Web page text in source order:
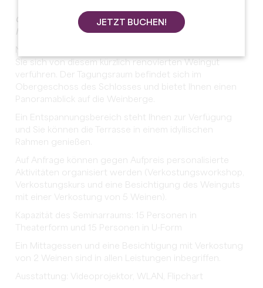
Organisieren Sie ein Seminar, das Geschichte und
Moderne verbindet!
Sie sich von diesem kürzlich renovierten Weingut
verführen. Der Tagungsraum befindet sich im
Obergeschoss des Schlosses und bietet Ihnen einen
Panoramablick auf die Weinberge.
Ein Entspannungsbereich steht Ihnen zur Verfügung
und Sie können die Terrasse in einem idyllischen
Rahmen genießen.
Auf Anfrage können gegen Aufpreis personalisierte
Aktivitäten organisiert werden (Verkostungsworkshop,
Verkostungskurs und eine Besichtigung des Weinguts
mit einer Verkostung von 5 Weinen).
Kapazität des Seminarraums: 15 Personen in
Theaterform und 15 Personen in U-Form
Ein Mittagessen und eine Besichtigung mit Verkostung
von 2 Weinen sind in allen Leistungen inbegriffen.
Ausstattung: Videoprojektor, WLAN, Flipchart
JETZT BUCHEN!